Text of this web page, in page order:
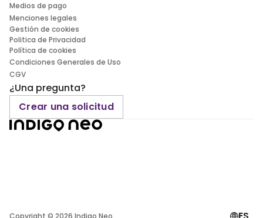
Medios de pago
Menciones legales
Gestión de cookies
Politica de Privacidad
Política de cookies
Condiciones Generales de Uso
CGV
¿Una pregunta?
Crear una solicitud